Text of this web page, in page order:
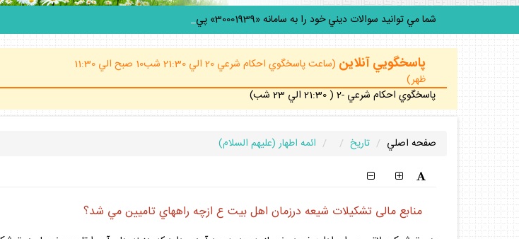
شما مي توانيد سوالات ديني خود را به سامانه «30001939» پيامك كنيد.
پاسخگويي آنلاين
(ساعت پاسخگوي احكام شرعي 20 الي 21:30 شب10 صبح الي 11:30
ظهر)
پاسخگوي احكام شرعي -2 ( 21:30 الي 23 شب)
صفحه اصلي تاريخ
ائمه اطهار (عليهم السلام)
منابع مالى تشكيلات شيعه درزمان اهل بيت ع ازچه راههاي تاميين مي شد؟